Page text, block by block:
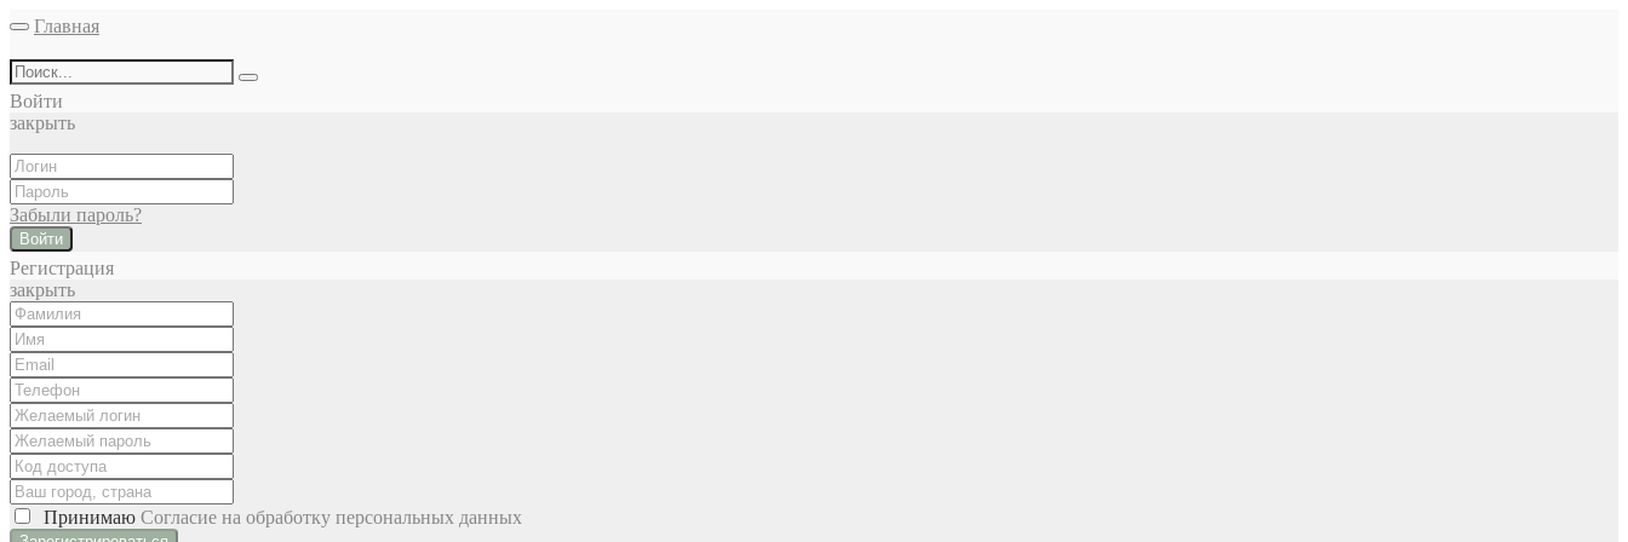
Главная
Войти
закрыть
Забыли пароль?
Войти
Регистрация
закрыть
Принимаю Cогласие на обработку персональных данных